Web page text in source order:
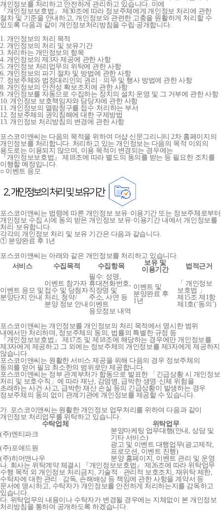
개인정보를 처리하고 안전하게 관리하고 있습니다. 이에
『개인정보보호법』 제30조에 따라 정보주체에게 개인정보 처리에 관한
절차 및 기준을 안내하고, 개인정보와 관련한 고충을 원활하게 처리할 수
있도록 다음과 같이 개인정보처리방침을 수립∙공개합니다.
1. 개인정보의 처리 목적
2. 개인정보의 처리 및 보유기간
3. 처리하는 개인정보의 항목
4. 개인정보의 제3자 제공에 관한 사항
5. 개인정보 처리업무의 위탁에 관한 사항
6. 개인정보의 파기 절차 및 방법에 관한 사항
7. 정보주체와 법정대리인의 권리 · 의무 및 행사 방법에 관한 사항
8. 개인정보의 안전성 확보조치에 관한 사항
9. 개인정보를 자동으로 수집하는 장치의 설치∙운영 및 그 거부에 관한 사항
10. 개인정보 보호책임자와 담당자에 관한 사항
11. 개인정보의 열람청구를 접수·처리하는 부서
12. 정보주체의 권익침해에 대한 구제방법
13. 개인정보 처리방침의 변경에 관한 사항
포스코이앤씨는 다음의 목적을 위하여 더샵 신문그리니티 2차 홈페이지의
개인정보를 처리합니다. 처리하고 있는 개인정보는 다음의 목적 이외의
용도로는 이용되지 않으며, 이용 목적이 변경되는 경우에는
『개인정보보호법』 제18조에 따라 별도의 동의를 받는 등 필요한 조치를
이행할 예정입니다.
○ 이벤트 응모
포스코이앤씨는 법령에 따른 개인정보 보유·이용기간 또는 정보주체로부터
개인정보 수집 시에 동의 받은 개인정보 보유·이용기간 내에서 개인정보를
처리·보유합니다.
각각의 개인정보 처리 및 보유 기간은 다음과 같습니다.
① 분양완료 후 1년
포스코이앤씨는 아래와 같은 개인정보를 처리하고 있습니다.
서비스
수집목적 수집항목
보유 및
이용기간
법적근거
이벤트 응모 및
분양단지 안내
이벤트 참가자
접수 및 당첨자
처리, 청약/
분양 정보 안내
필수: 성명,
휴대전화번호,
직장명 및
주소, 사연 등
이벤트
응모정보 내역
이벤트 및
분양완료 후
1년
「 개인정보
보호법 」
제15조 제1항
제1호(‘동의’)
포스코이앤씨는 개인정보를 개인정보의 처리 목적에서 명시한 범위
내에서만 처리하며, 정보주체의 동의, 법률의 특별한 규정 등
『개인정보보호법』 제17조 및 제18조에 해당하는 경우에만 개인정보를
제3자에게 제공하고 그 외에는 정보주체의 개인정보를 제3자에게 제공하지
않습니다.
포스코이앤씨는 원활한 서비스 제공을 위해 다음의 경우 정보주체의
동의를 얻어 필요 최소한의 범위로만 제공합니다.
포스코이앤씨는 정부 관계부처가 합동으로 발표한 「긴급상황 시 개인정보
처리 및 보호수칙」에 따라 재난, 감염병, 급박한 생명·신체 위험을
초래하는 사건·사고, 급박한 재산 손실 등의 긴급상황이 발생하는 경우
정보주체의 동의 없이 관계기관에 개인정보를 제공할 수 있습니다.
가. 포스코이앤씨는 원활한 개인정보 업무처리를 위하여 다음과 같이
개인정보 처리업무를 위탁하고 있습니다.
수탁업체
위탁업무
(주)엔티파크
분양마케팅 업무대행(안내, 상담 및
기타 서비스)
(주)포애드원
광고 및 이벤트 대행업무(광고제작,
프로모션, 이벤트 진행)
(주)히어앤나우
분양 홈페이지, 이벤트 관리 및 운영
나. 회사는 위탁계약 체결시 『개인정보보호법』 제26조에 따라 위탁업무
수행 목적 외 개인정보 처리금지, 기술적 · 관리적 보호조치, 재위탁 제한,
수탁자에 대한 관리 · 감독, 손해배상 등 책임에 관한 사항을 계약서 등
문서에 명시하고, 수탁자가 개인정보를 안전하게 처리하는지를 감독하고
있습니다.
다. 위탁업무의 내용이나 수탁자가 변경될 경우에는 지체없이 본 개인정보
처리방침을 통하여 공개하도록 하겠습니다.